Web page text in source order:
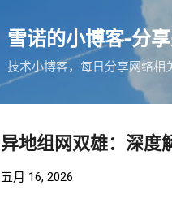
雪诺的小博客-分
技术小博客，每日分享网络相
异地组网双雄：深度
五月 16, 2026